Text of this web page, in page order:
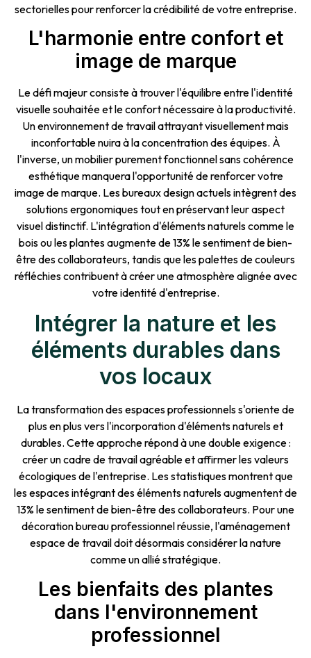
sectorielles pour renforcer la crédibilité de votre entreprise.
L'harmonie entre confort et
image de marque
Le défi majeur consiste à trouver l'équilibre entre l'identité
visuelle souhaitée et le confort nécessaire à la productivité.
Un environnement de travail attrayant visuellement mais
inconfortable nuira à la concentration des équipes. À
l'inverse, un mobilier purement fonctionnel sans cohérence
esthétique manquera l'opportunité de renforcer votre
image de marque. Les bureaux design actuels intègrent des
solutions ergonomiques tout en préservant leur aspect
visuel distinctif. L'intégration d'éléments naturels comme le
bois ou les plantes augmente de 13% le sentiment de bien-
être des collaborateurs, tandis que les palettes de couleurs
réfléchies contribuent à créer une atmosphère alignée avec
votre identité d'entreprise.
Intégrer la nature et les
éléments durables dans
vos locaux
La transformation des espaces professionnels s'oriente de
plus en plus vers l'incorporation d'éléments naturels et
durables. Cette approche répond à une double exigence :
créer un cadre de travail agréable et affirmer les valeurs
écologiques de l'entreprise. Les statistiques montrent que
les espaces intégrant des éléments naturels augmentent de
13% le sentiment de bien-être des collaborateurs. Pour une
décoration bureau professionnel réussie, l'aménagement
espace de travail doit désormais considérer la nature
comme un allié stratégique.
Les bienfaits des plantes
dans l'environnement
professionnel